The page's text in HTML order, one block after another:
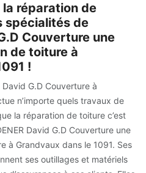
réparation de
spécialités de
Couverture une
de toiture à
!
David G.D Couverture à
n’importe quels travaux de
la réparation de toiture c’est
David G.D Couverture une
à Grandvaux dans le 1091. Ses
ses outillages et matériels